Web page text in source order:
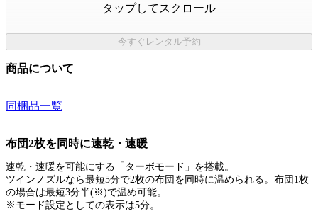
タップしてスクロール
今すぐレンタル予約
商品について
同梱品一覧
布団2枚を同時に速乾・速暖
速乾・速暖を可能にする「ターボモード」を搭載。
ツインノズルなら最短5分で2枚の布団を同時に温められる。布団1枚
の場合は最短3分半(※)で温め可能。
※モード設定としての表示は5分。